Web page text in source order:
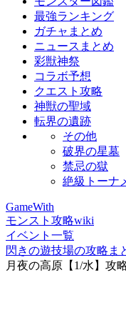
最強ランキング
ガチャまとめ
ニュースまとめ
彩獣神祭
コラボ予想
クエスト攻略
神獣の聖域
転界の遺跡
その他
破界の星墓
禁忌の獄
絶級トーナ
GameWith
モンスト攻略wiki
イベント一覧
閃きの遊技場の攻略ま
月夜の高原【1/水】攻